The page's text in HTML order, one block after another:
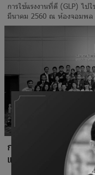
การใช้แรงงานที่ดี (GLP) ไป
มีนาคม 2560 ณ ห้องจอมพล
การสัมมนาแนวปฏิบัติ
และสถานที่ฟักไข่สัตว์ปี